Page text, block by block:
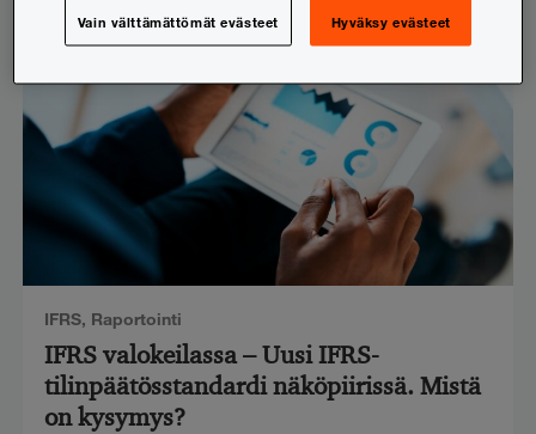
IFRS, Raportointi
IFRS valokeilassa – Uusi IFRS-
tilinpäätösstandardi näköpiirissä. Mistä
on kysymys?
Vain välttämättömät evästeet Hyväksy evästeet